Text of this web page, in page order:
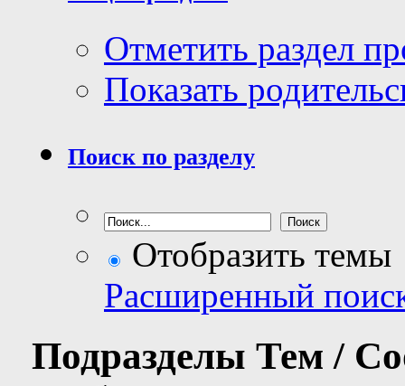
Отметить раздел
Показать
Поиск по разделу
Отобразить темы
Расширенный
Подразделы Тем /